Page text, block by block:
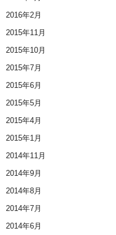
2016年2月
2015年11月
2015年10月
2015年7月
2015年6月
2015年5月
2015年4月
2015年1月
2014年11月
2014年9月
2014年8月
2014年7月
2014年6月